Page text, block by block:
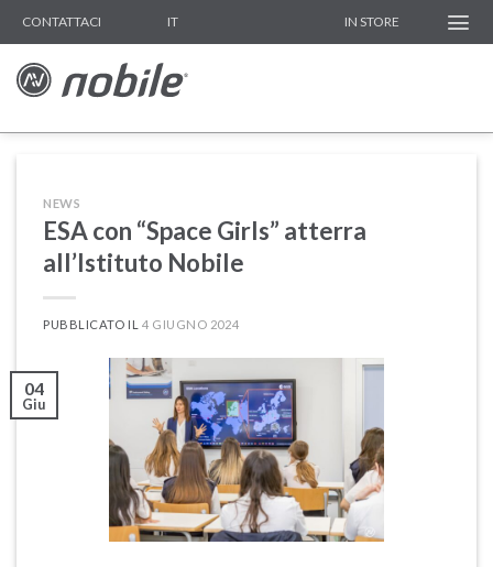
Skip
to
content
CONTATTACI IT IN STORE
NEWS
ESA con “Space Girls” atterra
all’Istituto Nobile
PUBBLICATO IL 4 GIUGNO 2024
04
Giu